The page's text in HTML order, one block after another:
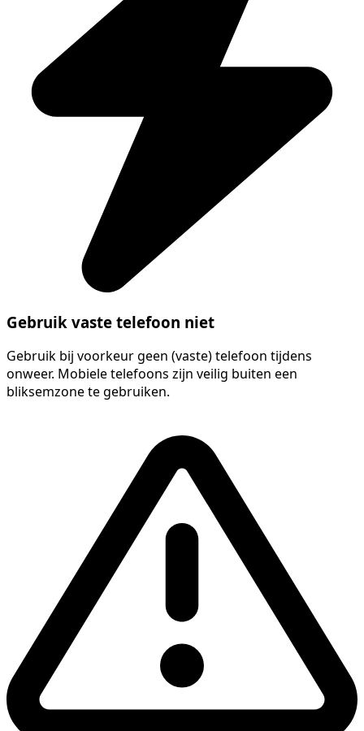
Gebruik vaste telefoon niet
Gebruik bij voorkeur geen (vaste) telefoon tijdens
onweer. Mobiele telefoons zijn veilig buiten een
bliksemzone te gebruiken.